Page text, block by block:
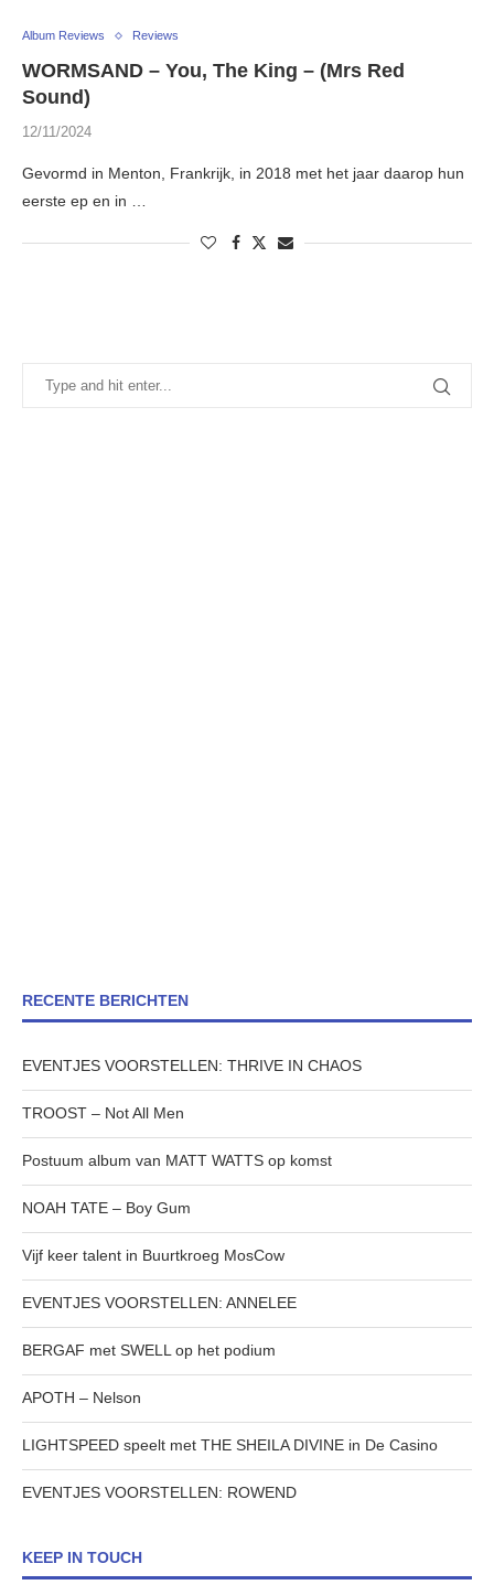
Album Reviews Reviews
WORMSAND – You, The King – (Mrs Red
Sound)
12/11/2024
Gevormd in Menton, Frankrijk, in 2018 met het jaar daarop hun
eerste ep en in …
RECENTE BERICHTEN
EVENTJES VOORSTELLEN: THRIVE IN CHAOS
TROOST – Not All Men
Postuum album van MATT WATTS op komst
NOAH TATE – Boy Gum
Vijf keer talent in Buurtkroeg MosCow
EVENTJES VOORSTELLEN: ANNELEE
BERGAF met SWELL op het podium
APOTH – Nelson
LIGHTSPEED speelt met THE SHEILA DIVINE in De Casino
EVENTJES VOORSTELLEN: ROWEND
KEEP IN TOUCH